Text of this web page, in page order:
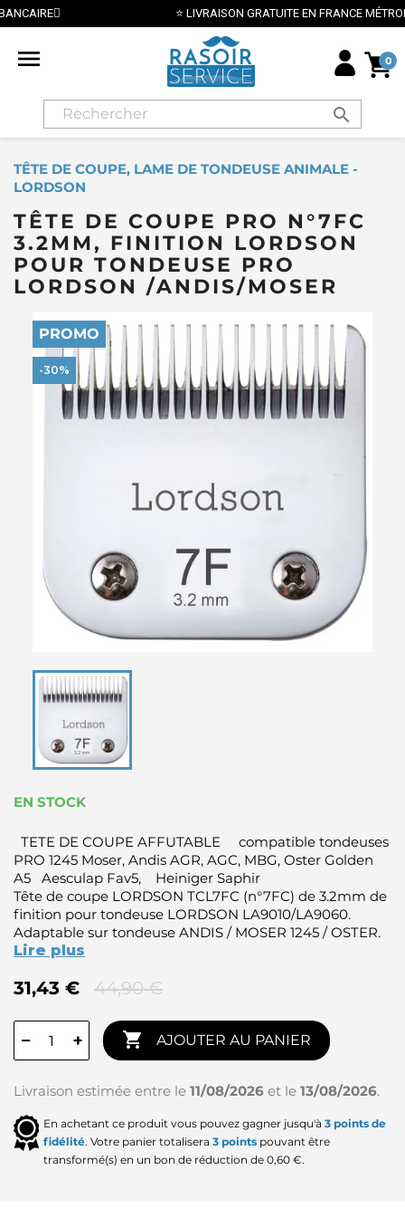
⭐ LIVRAISON GRATUITE EN FRANCE MÉTROPOLITAINE DÈS 70€ ⭐
 0
search
TÊTE DE COUPE, LAME DE TONDEUSE ANIMALE -
LORDSON
TÊTE DE COUPE PRO N°7FC
3.2MM, FINITION LORDSON
POUR TONDEUSE PRO
LORDSON /ANDIS/MOSER
PROMO
-30%
EN STOCK
TETE DE COUPE AFFUTABLE compatible tondeuses
PRO 1245 Moser, Andis AGR, AGC, MBG, Oster Golden
A5 Aesculap Fav5, Heiniger Saphir
Tête de coupe LORDSON TCL7FC (n°7FC) de 3.2mm de
finition pour tondeuse LORDSON LA9010/LA9060.
Adaptable sur tondeuse ANDIS / MOSER 1245 / OSTER.
Lire plus
31,43 € 44,90 €
− +  AJOUTER AU PANIER
Livraison estimée entre le 11/08/2026 et le 13/08/2026.
En achetant ce produit vous pouvez gagner jusqu'à 3 points de
fidélité. Votre panier totalisera 3 points pouvant être
transformé(s) en un bon de réduction de 0,60 €.